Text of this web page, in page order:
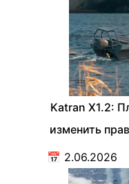
Katran X1.2:
изменить
📅 2.06.2026